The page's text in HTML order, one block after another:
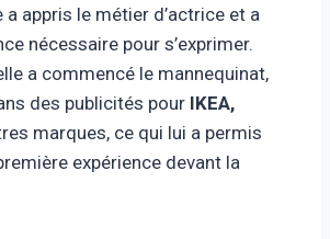
a appris le métier d’actrice et a
nécessaire pour s’exprimer.
a commencé le mannequinat,
des publicités pour IKEA,
marques, ce qui lui a permis
expérience devant la